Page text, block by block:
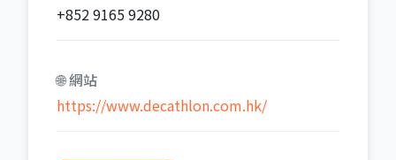
+852 9165 9280
🌐 網站
https://www.decathlon.com.hk/